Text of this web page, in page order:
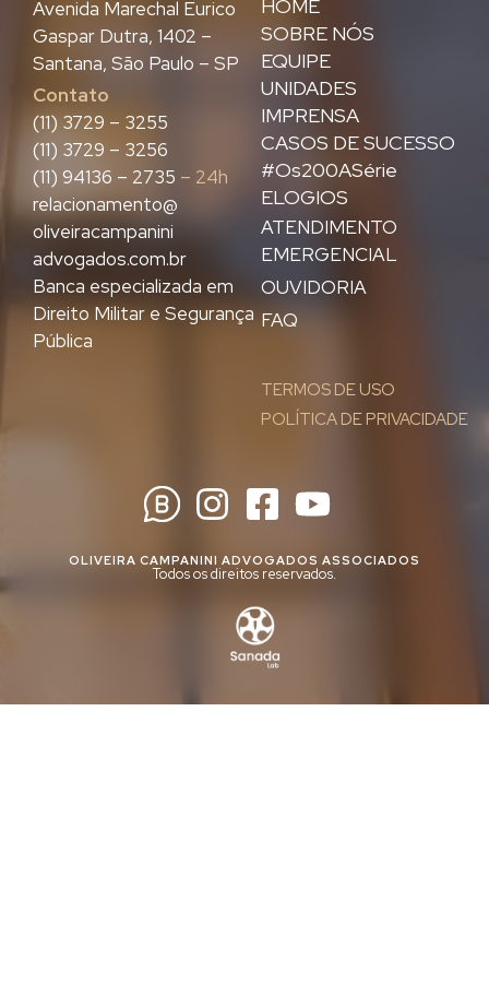
HOME
SOBRE NÓS
EQUIPE
UNIDADES
IMPRENSA
CASOS DE SUCESSO
#Os200ASérie
ELOGIOS
ATENDIMENTO
EMERGENCIAL
OUVIDORIA
FAQ
TERMOS DE USO
POLÍTICA DE PRIVACIDADE
Avenida Marechal Eurico
Gaspar Dutra, 1402 –
Santana, São Paulo – SP
Contato
(11) 3729 – 3255
(11) 3729 – 3256
(11) 94136 – 2735 – 24h
relacionamento@
oliveiracampanini
advogados.com.br
Banca especializada em
Direito Militar e Segurança
Pública
OLIVEIRA CAMPANINI ADVOGADOS ASSOCIADOS
Todos os direitos reservados.